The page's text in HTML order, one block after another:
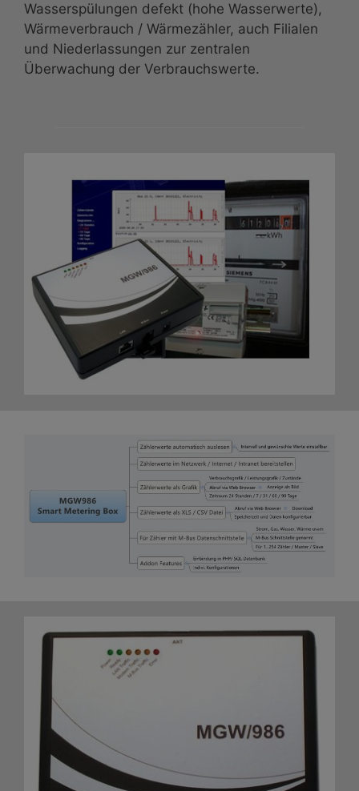
Wasserspülungen defekt (hohe Wasserwerte),
Wärmeverbrauch / Wärmezähler, auch Filialen
und Niederlassungen zur zentralen
Überwachung der Verbrauchswerte.